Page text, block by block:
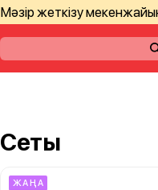
Мәзір жеткізу
Сеты
ЖАҢА